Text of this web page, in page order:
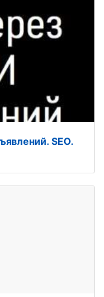
SEO.